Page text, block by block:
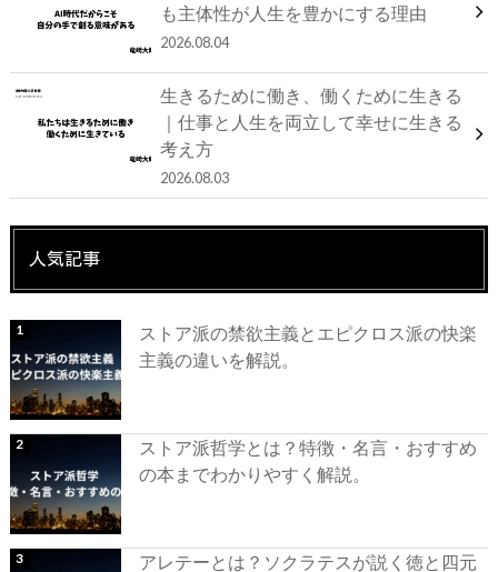
も主体性が人生を豊かにする理由
2026.08.04
生きるために働き、働くために生きる
｜仕事と人生を両立して幸せに生きる
考え方
2026.08.03
人気記事
ストア派の禁欲主義とエピクロス派の快楽
主義の違いを解説。
ストア派哲学とは？特徴・名言・おすすめ
の本までわかりやすく解説。
アレテーとは？ソクラテスが説く徳と四元